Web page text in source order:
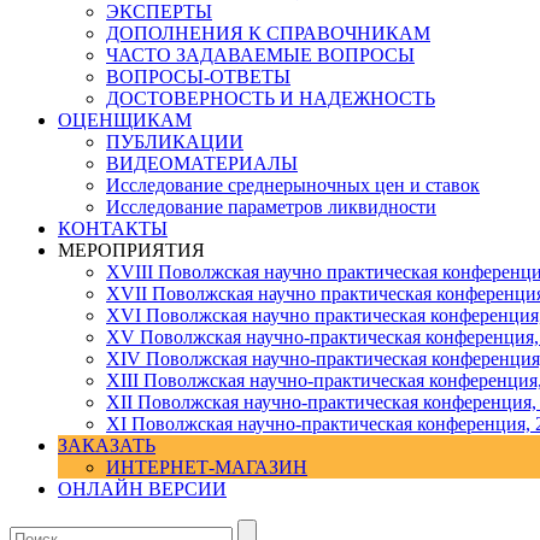
ЭКСПЕРТЫ
ДОПОЛНЕНИЯ К СПРАВОЧНИКАМ
ЧАСТО ЗАДАВАЕМЫЕ ВОПРОСЫ
ВОПРОСЫ-ОТВЕТЫ
ДОСТОВЕРНОСТЬ И НАДЕЖНОСТЬ
ОЦЕНЩИКАМ
ПУБЛИКАЦИИ
ВИДЕОМАТЕРИАЛЫ
Исследование среднерыночных цен и ставок
Исследование параметров ликвидности
КОНТАКТЫ
МЕРОПРИЯТИЯ
XVIII Поволжская научно практическая
XVII Поволжская научно практическая
XVI Поволжская научно практическая
ХV Поволжская научно-практическая
ХIV Поволжская научно-практическая
ХIII Поволжская научно-практическая
ХII Поволжская научно-практическая конференция,
XI Поволжская научно-практическая конференция,
ЗАКАЗАТЬ
ИНТЕРНЕТ-МАГАЗИН
ОНЛАЙН ВЕРСИИ